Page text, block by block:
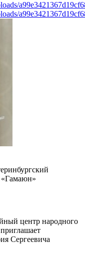
«Гамаюн»
центр народного
Сергеевича